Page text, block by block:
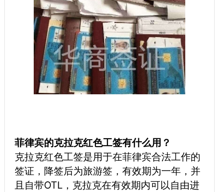
菲律宾的克拉克红色工签有什么用？
克拉克红色工签是用于在菲律宾合法工作的
签证，降签后为旅游签，有效期为一年，并
且自带OTL，克拉克在有效期内可以自由进